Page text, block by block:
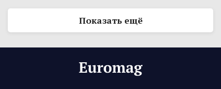
Показать ещё